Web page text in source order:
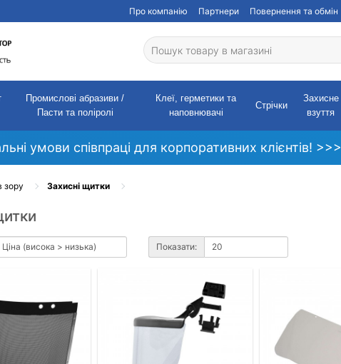
Про компанію Партнери Повернення та обмін
Промислові абразиви /
Пасти та поліролі
Клеї, герметики та
наповнювачі
Стрічки
Захисне
взуття
умови співпраці для корпоративних клієнтів! >>>
зору Захисні щитки
Показати: